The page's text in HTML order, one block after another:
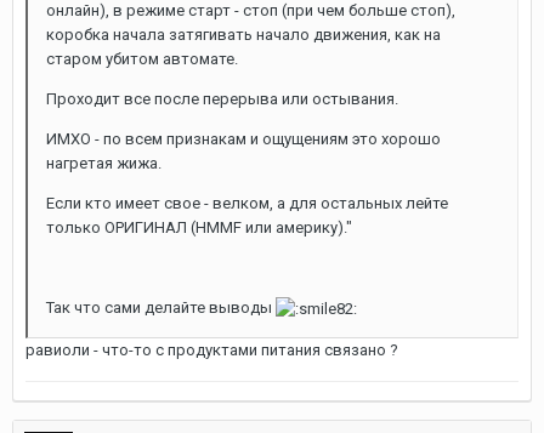
онлайн), в режиме старт - стоп (при чем больше стоп),
коробка начала затягивать начало движения, как на
старом убитом автомате.
Проходит все после перерыва или остывания.
ИМХО - по всем признакам и ощущениям это хорошо
нагретая жижа.
Если кто имеет свое - велком, а для остальных лейте
только ОРИГИНАЛ (HMMF или америку)."
Так что сами делайте выводы
равиоли - что-то с продуктами питания связано ?